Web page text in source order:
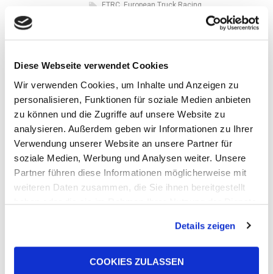
Diese Webseite verwendet Cookies
Wir verwenden Cookies, um Inhalte und Anzeigen zu
personalisieren, Funktionen für soziale Medien anbieten
zu können und die Zugriffe auf unsere Website zu
analysieren. Außerdem geben wir Informationen zu Ihrer
Verwendung unserer Website an unsere Partner für
soziale Medien, Werbung und Analysen weiter. Unsere
Partner führen diese Informationen möglicherweise mit
weiteren Daten zusammen, die Sie ihnen bereitgestellt
haben oder die sie im Rahmen Ihrer Nutzung der Dienste
Details zeigen
COOKIES ZULASSEN
ETRC European Truck Racing
UFI Filters, ein führendes
Filtration und Thermomanagement
sowie in der Wasserstofffiltration,
Lies mehr
Andere
Neuigkeiten